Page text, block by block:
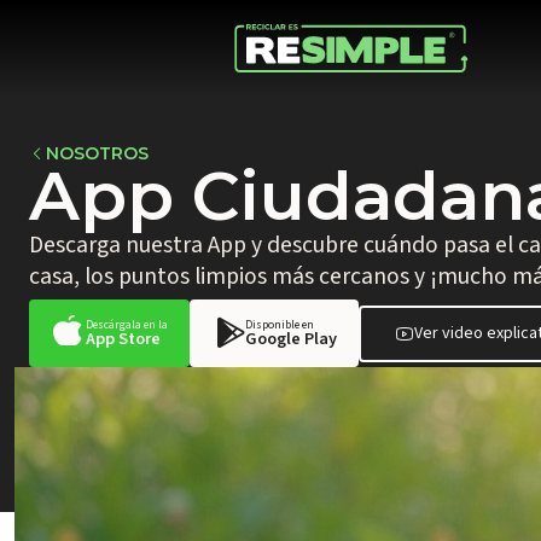
NOSOTROS
App
Descarga nuestra App y descubre cuándo pasa el
casa, los puntos limpios más cercanos y ¡mucho
Descárgala en la
App Store
Disponible en
Google Play Ver video